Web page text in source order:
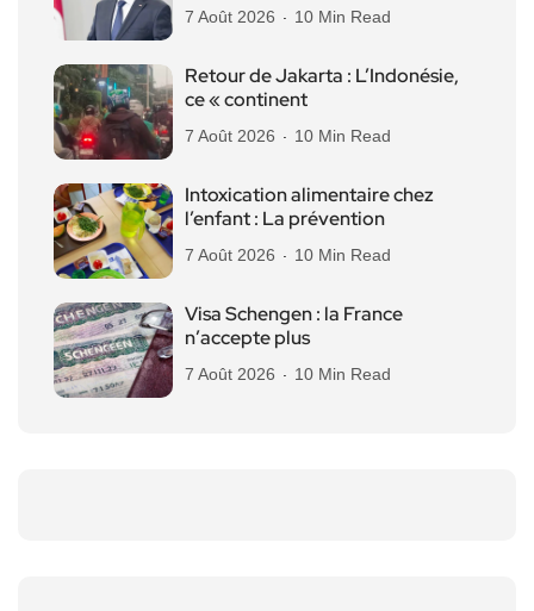
7 Août 2026 10 Min Read
Retour de Jakarta : L’Indonésie,
ce « continent
7 Août 2026 10 Min Read
Intoxication alimentaire chez
l’enfant : La prévention
7 Août 2026 10 Min Read
Visa Schengen : la France
n’accepte plus
7 Août 2026 10 Min Read